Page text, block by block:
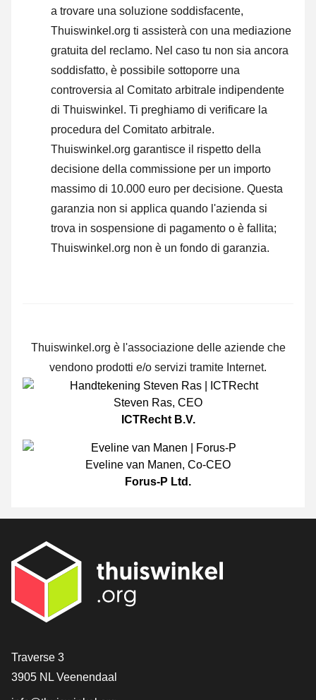
a trovare una soluzione soddisfacente,
Thuiswinkel.org ti assisterà con una mediazione
gratuita del reclamo. Nel caso tu non sia ancora
soddisfatto, è possibile sottoporre una
controversia al Comitato arbitrale indipendente
di Thuiswinkel. Ti preghiamo di verificare la
procedura del Comitato arbitrale.
Thuiswinkel.org garantisce il rispetto della
decisione della commissione per un importo
massimo di 10.000 euro per decisione. Questa
garanzia non si applica quando l'azienda si
trova in sospensione di pagamento o è fallita;
Thuiswinkel.org non è un fondo di garanzia.
Thuiswinkel.org è l'associazione delle aziende che
vendono prodotti e/o servizi tramite Internet.
Steven Ras, CEO
ICTRecht B.V.
Eveline van Manen, Co-CEO
Forus-P Ltd.
[_General:Contact]
Traverse 3
3905 NL Veenendaal